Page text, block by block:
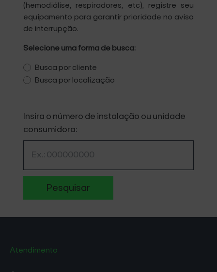
(hemodiálise, respiradores, etc), registre seu
equipamento para garantir prioridade no aviso
de interrupção.
Selecione uma forma de busca:
Busca por cliente
Busca por localização
Insira o número de instalação ou unidade
consumidora:
Pesquisar
Atendimento